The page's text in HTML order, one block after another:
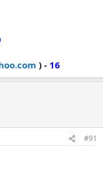
) - 16
#91